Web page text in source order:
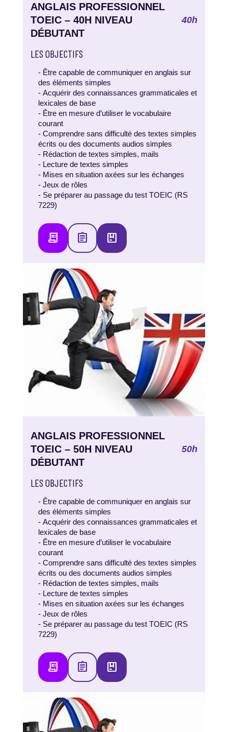
ANGLAIS PROFESSIONNEL
TOEIC – 40H NIVEAU
DÉBUTANT
40h
LES OBJECTIFS
- Être capable de communiquer en anglais sur
des éléments simples
- Acquérir des connaissances grammaticales et
lexicales de base
- Être en mesure d’utiliser le vocabulaire
courant
- Comprendre sans difficulté des textes simples
écrits ou des documents audios simples
- Rédaction de textes simples, mails
- Lecture de textes simples
- Mises en situation axées sur les échanges
- Jeux de rôles
- Se préparer au passage du test TOEIC (RS
7229)
receipt_long assignment package
ANGLAIS PROFESSIONNEL
TOEIC – 50H NIVEAU
DÉBUTANT
50h
LES OBJECTIFS
- Être capable de communiquer en anglais sur
des éléments simples
- Acquérir des connaissances grammaticales et
lexicales de base
- Être en mesure d’utiliser le vocabulaire
courant
- Comprendre sans difficulté des textes simples
écrits ou des documents audios simples
- Rédaction de textes simples, mails
- Lecture de textes simples
- Mises en situation axées sur les échanges
- Jeux de rôles
- Se préparer au passage du test TOEIC (RS
7229)
receipt_long assignment package